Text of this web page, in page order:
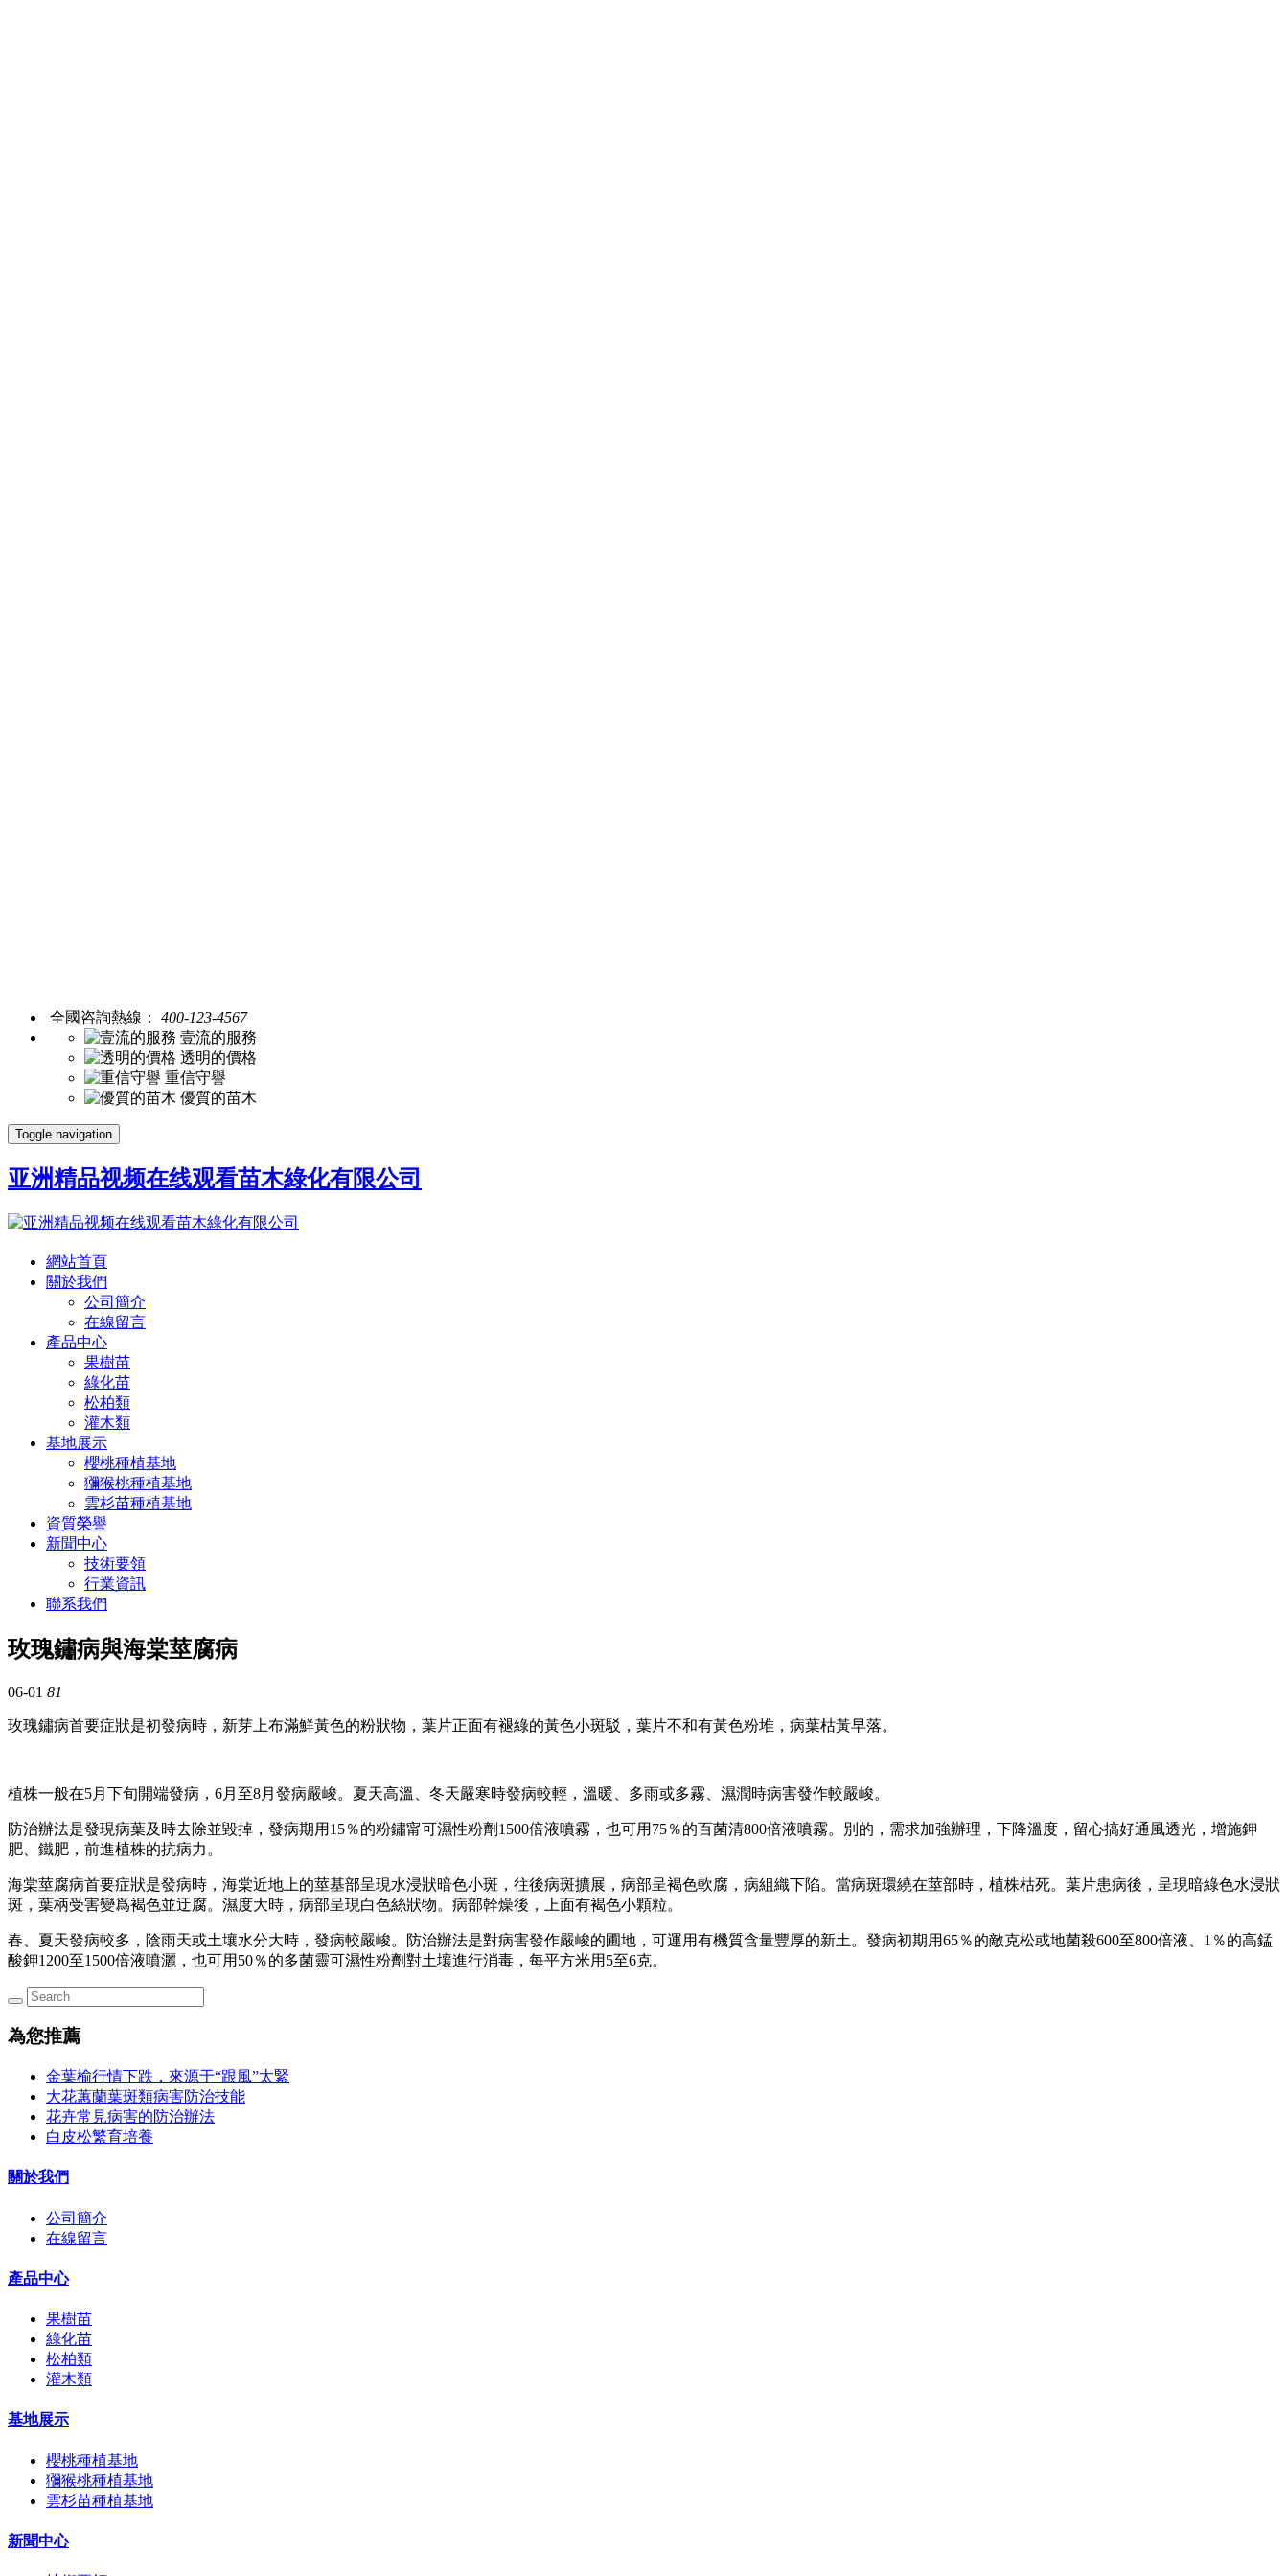
全國咨詢熱線： 400-123-4567
壹流的服務
透明的價格
重信守譽
優質的苗木
Toggle navigation
亚洲精品视频在线观看苗木綠化有限公司
網站首頁
關於我們
公司簡介
在線留言
產品中心
果樹苗
綠化苗
松柏類
灌木類
基地展示
櫻桃種植基地
獼猴桃種植基地
雲杉苗種植基地
資質榮譽
新聞中心
技術要領
行業資訊
聯系我們
玫瑰鏽病與海棠莖腐病
06-01 81
玫瑰鏽病首要症狀是初發病時，新芽上布滿鮮黃色的粉狀物，葉片正面有褪綠的黃色小斑駁，葉片不和有黃色粉堆，病葉枯黃早落。
植株一般在5月下旬開端發病，6月至8月發病嚴峻。夏天高溫、冬天嚴寒時發病較輕，溫暖、多雨或多霧、濕潤時病害發作較嚴峻。
防治辦法是發現病葉及時去除並毀掉，發病期用15％的粉鏽甯可濕性粉劑1500倍液噴霧，也可用75％的百菌清800倍液噴霧。別的，需求加強辦理，下降溫度，留心搞好通風透光，增施鉀
肥、鐵肥，前進植株的抗病力。
海棠莖腐病首要症狀是發病時，海棠近地上的莖基部呈現水浸狀暗色小斑，往後病斑擴展，病部呈褐色軟腐，病組織下陷。當病斑環繞在莖部時，植株枯死。葉片患病後，呈現暗綠色水浸狀
斑，葉柄受害變爲褐色並迂腐。濕度大時，病部呈現白色絲狀物。病部幹燥後，上面有褐色小顆粒。
春、夏天發病較多，陰雨天或土壤水分大時，發病較嚴峻。防治辦法是對病害發作嚴峻的圃地，可運用有機質含量豐厚的新土。發病初期用65％的敵克松或地菌殺600至800倍液、1％的高錳
酸鉀1200至1500倍液噴灑，也可用50％的多菌靈可濕性粉劑對土壤進行消毒，每平方米用5至6克。
為您推薦
金葉榆行情下跌，來源于“跟風”太緊
大花蕙蘭葉斑類病害防治技能
花卉常見病害的防治辦法
白皮松繁育培養
關於我們
公司簡介
在線留言
產品中心
果樹苗
綠化苗
松柏類
灌木類
基地展示
櫻桃種植基地
獼猴桃種植基地
雲杉苗種植基地
新聞中心